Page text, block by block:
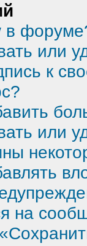
в
или
к
или
на